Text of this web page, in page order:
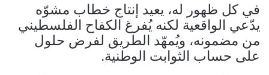
في كل ظهور له، يعيد إنتاج خطاب مشوّه
يدّعي الواقعية لكنه يُفرغ الكفاح الفلسطيني
من مضمونه، ويُمهّد الطريق لفرض حلول
على حساب الثوابت الوطنية.